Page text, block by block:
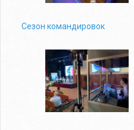
Сезон командировок